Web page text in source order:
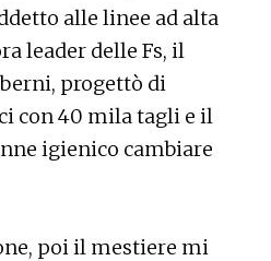
alle linee ad alta
leader delle Fs, il
progettò di
con 40 mila tagli e il
igienico cambiare
poi il mestiere mi